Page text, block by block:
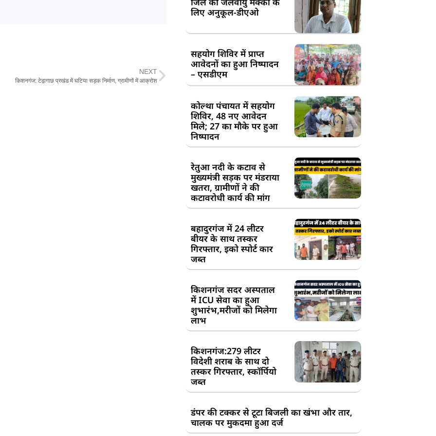
NEXT
किशनगंज: टेढ़ागाछ प्रखंड में घटिया सड़क निर्माण, ग्रामीणों में आक्रोश
लिए अनुकूल-डीएओ
सहयोग शिविर में प्राप्त
आवेदनों का हुआ निष्पादन
– एसडीएम
कोल्था पंचायत में सहयोग
शिविर, 48 नए आवेदन
मिले; 27 का मौके पर हुआ
निष्पादन
रेतुआ नदी के कटाव से
मुख्यमंत्री सड़क पर मंडराया
खतरा, ग्रामीणों ने की
कटावरोधी कार्य की मांग
बहादुरगंज में 24 लीटर
बीयर के साथ तस्कर
गिरफ्तार, इको स्पोर्ट कार
जब्त
किशनगंज सदर अस्पताल
में ICU सेवा का हुआ
शुभारंभ,मरीजों को मिलेगा
लाभ
किशनगंज:279 लीटर
विदेशी शराब के साथ दो
तस्कर गिरफ्तार, स्कॉर्पियो
जब्त
डंपर की टक्कर से टूटा बिजली का खंभा और तार,
चालक पर मुकदमा हुआ दर्ज